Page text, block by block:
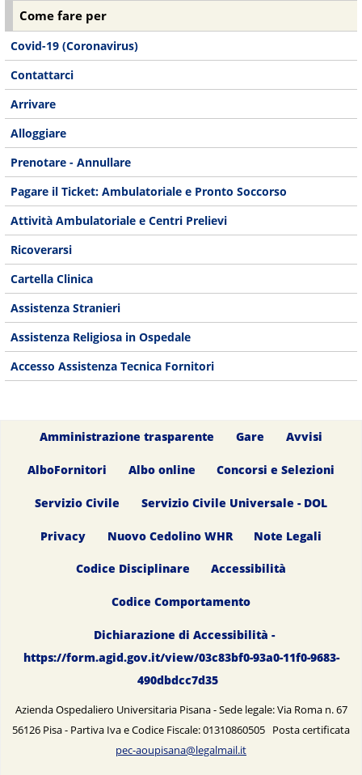
Come fare per
Covid-19 (Coronavirus)
Contattarci
Arrivare
Alloggiare
Prenotare - Annullare
Pagare il Ticket: Ambulatoriale e Pronto Soccorso
Attività Ambulatoriale e Centri Prelievi
Ricoverarsi
Cartella Clinica
Assistenza Stranieri
Assistenza Religiosa in Ospedale
Accesso Assistenza Tecnica Fornitori
Amministrazione trasparente Gare Avvisi
AlboFornitori Albo online Concorsi e Selezioni
Servizio Civile Servizio Civile Universale - DOL
Privacy Nuovo Cedolino WHR Note Legali
Codice Disciplinare Accessibilità
Codice Comportamento
Dichiarazione di Accessibilità -
https://form.agid.gov.it/view/03c83bf0-93a0-11f0-9683-
490dbdcc7d35
Azienda Ospedaliero Universitaria Pisana - Sede legale: Via Roma n. 67
56126 Pisa - Partiva Iva e Codice Fiscale: 01310860505 Posta certificata
pec-aoupisana@legalmail.it